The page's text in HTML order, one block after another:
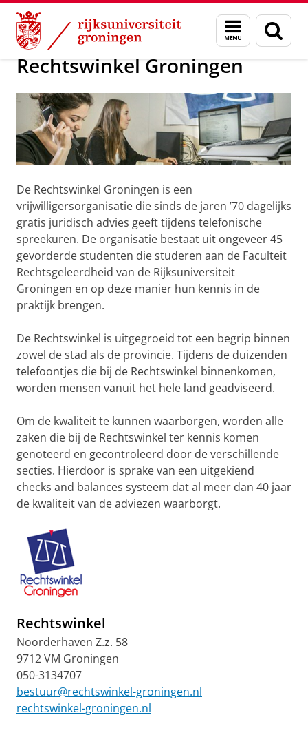
Skip
Content
Skip
Navigation
Menu
en
zoeken
Over ons Advies of hulp
Rechtswinkel Groningen
De Rechtswinkel Groningen is een
vrijwilligersorganisatie die sinds de jaren ’70 dagelijks
gratis juridisch advies geeft tijdens telefonische
spreekuren. De organisatie bestaat uit ongeveer 45
gevorderde studenten die studeren aan de Faculteit
Rechtsgeleerdheid van de Rijksuniversiteit
Groningen en op deze manier hun kennis in de
praktijk brengen.
De Rechtswinkel is uitgegroeid tot een begrip binnen
zowel de stad als de provincie. Tijdens de duizenden
telefoontjes die bij de Rechtswinkel binnenkomen,
worden mensen vanuit het hele land geadviseerd.
Om de kwaliteit te kunnen waarborgen, worden alle
zaken die bij de Rechtswinkel ter kennis komen
genoteerd en gecontroleerd door de verschillende
secties. Hierdoor is sprake van een uitgekiend
checks and balances systeem dat al meer dan 40 jaar
de kwaliteit van de adviezen waarborgt.
Rechtswinkel
Noorderhaven Z.z. 58
9712 VM Groningen
050-3134707
bestuur@rechtswinkel-groningen.nl
rechtswinkel-groningen.nl